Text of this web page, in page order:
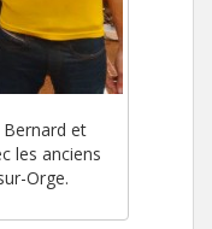
et
les anciens
Orge.